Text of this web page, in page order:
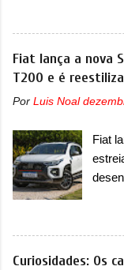
conta
com
um
dois
da
Fiat lança a nova
T200 e é
Por Luis Noal
Fiat
Curiosidades: Os